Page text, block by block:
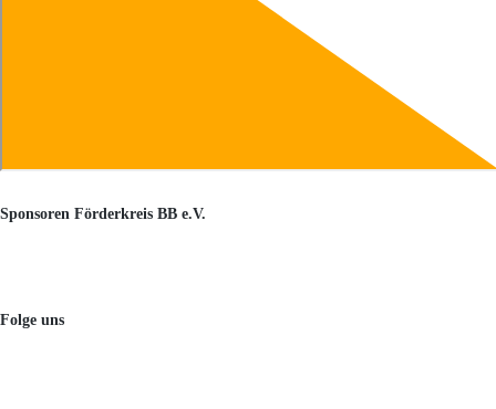
Sponsoren Förderkreis BB e.V.
Folge uns